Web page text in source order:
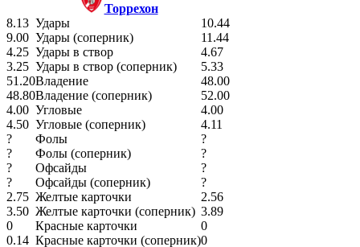
Торрехон
8.13 Удары
10.44
9.00 Удары (соперник)
11.44
4.25 Удары в створ
4.67
3.25 Удары в створ (соперник)
5.33
51.20Владение
48.00
48.80Владение (соперник)
52.00
4.00 Угловые
4.00
4.50 Угловые (соперник)
4.11
?
Фолы
?
?
Фолы (соперник)
?
?
Офсайды
?
?
Офсайды (соперник)
?
2.75 Желтые карточки
2.56
3.50 Желтые карточки (соперник) 3.89
0
Красные карточки
0
0.14 Красные карточки (соперник)0